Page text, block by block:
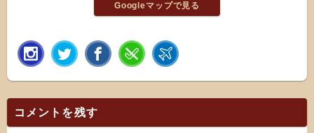
Googleマップで見る
コメントを残す